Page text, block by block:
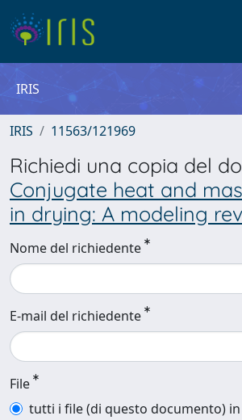
IRIS
IRIS 11563/121969
Richiedi una copia del
Conjugate heat and
in drying: A modeling
Nome del richiedente
E-mail del richiedente
File
tutti i file (di questo documento)